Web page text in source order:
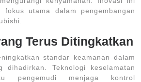
utama dalam pengembangan
Terus Ditingkatkan
standar keamanan dalam
dihadirkan. Teknologi keselamatan
pengemudi menjaga kontrol